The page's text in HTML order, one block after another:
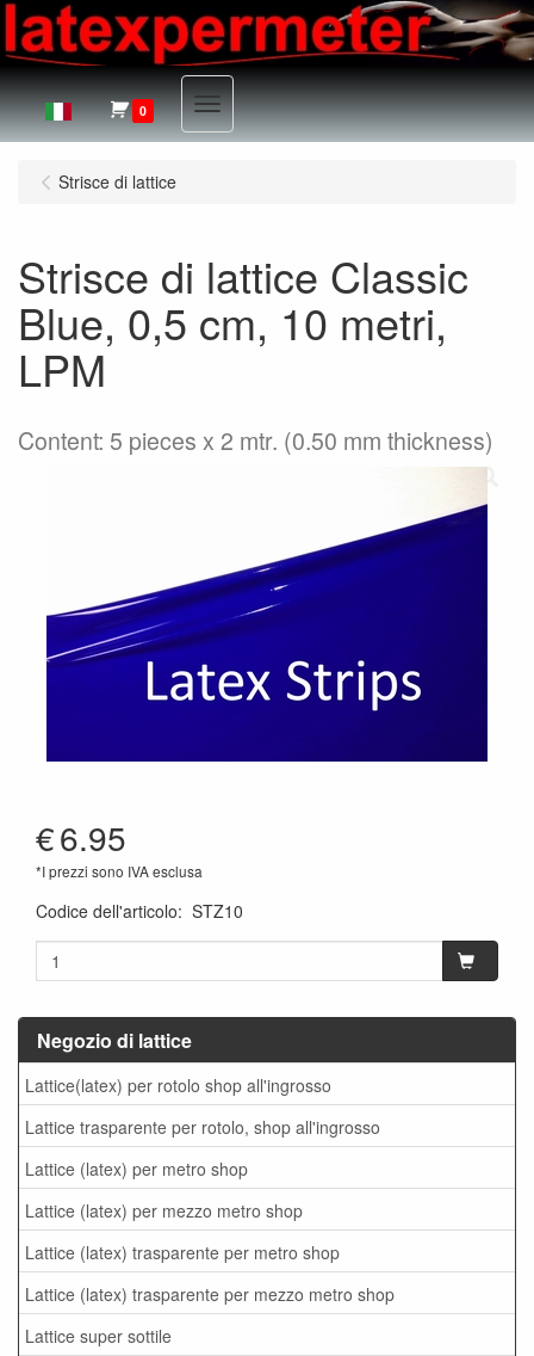
0 Menu
Negozio di lattice
Lattice(latex) per rotolo shop all'ingrosso
Lattice trasparente per rotolo, shop all'ingrosso
Lattice (latex) per metro shop
Lattice (latex) per mezzo metro shop
Lattice (latex) trasparente per metro shop
Lattice (latex) trasparente per mezzo metro shop
Lattice super sottile
Strisce di lattice
Strisce di lattice Classic
Blue, 0,5 cm, 10 metri,
LPM
Content: 5 pieces x 2 mtr. (0.50 mm thickness)
€6.95
*I prezzi sono IVA esclusa
Codice dell'articolo: STZ10